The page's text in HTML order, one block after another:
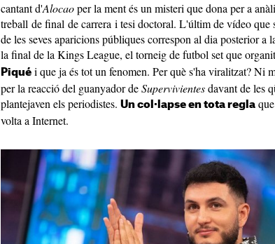
cantant d'Alocaoper la ment és un misteri que dona per a
treball de final de carrera i tesi doctoral. L'últim de vídeo que
de les seves aparicions públiques correspon al dia posterior a
la final de la Kings League, el torneig de futbol set que
Piqué i que ja és tot un fenomen. Per què s'ha viralitzat? Ni
per la reacció del guanyador deSupervivientesdavant de les
plantejaven els periodistes. Un col·lapse en tota regla
volta a Internet.